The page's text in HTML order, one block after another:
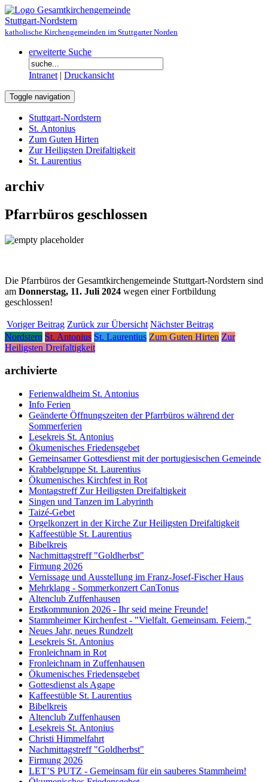
Gesamtkirchengemeinde
Stuttgart-Nordstern
katholische Kirchengemeinden im Stuttgarter Norden
erweiterte Suche
Intranet | Druckansicht
Toggle navigation
Stuttgart-Nordstern
St. Antonius
Zum Guten Hirten
Zur Heiligsten Dreifaltigkeit
St. Laurentius
archiv
Pfarrbüros geschlossen
Die Pfarrbüros der Gesamtkirchengemeinde Stuttgart-Nordstern sind
am Donnerstag, 11. Juli 2024 wegen einer Fortbildung
geschlossen!
Voriger Beitrag Zurück zur Übersicht Nächster Beitrag
Nordstern St. Antonius St. Laurentius Zum Guten Hirten Zur
Heiligsten Dreifaltigkeit
archivierte
Ferienwaldheim St. Antonius
Info Ferien
Geänderte Öffnungszeiten der Pfarrbüros während der
Sommerferien
Lesekreis St. Antonius
Ökumenisches Friedensgebet
Gemeinsamer Gottesdienst mit der portugiesischen Gemeinde
Krabbelgruppe St. Laurentius
Ökumenisches Kirchfest in Rot
Montagstreff Zur Heiligsten Dreifaltigkeit
Singen und Tanzen im Labyrinth
Taizé-Gebet
Orgelkonzert in der Kirche Zur Heiligsten Dreifaltigkeit
Kaffeestüble St. Laurentius
Bibelkreis
Nachmittagstreff "Goldherbst"
Firmung 2026
Vernissage und Ausstellung im Franz-Josef-Fischer Haus
Mehrklang - Sommerkonzert CanTonus
Altenclub Zuffenhausen
Erstkommunion 2026 - Ihr seid meine Freunde!
Stammheimer Kirchenfest - "Vielfalt. Gemeinsam. Feiern,"
Neues Jahr, neues Rundzelt
Lesekreis St. Antonius
Fronleichnam in Rot
Fronleichnam in Zuffenhausen
Ökumenisches Friedensgebet
Gottesdienst als Agape
Kaffeestüble St. Laurentius
Bibelkreis
Altenclub Zuffenhausen
Lesekreis St. Antonius
Christi Himmelfahrt
Nachmittagstreff "Goldherbst"
Firmung 2026
LET’S PUTZ - Gemeinsam für ein sauberes Stammheim!